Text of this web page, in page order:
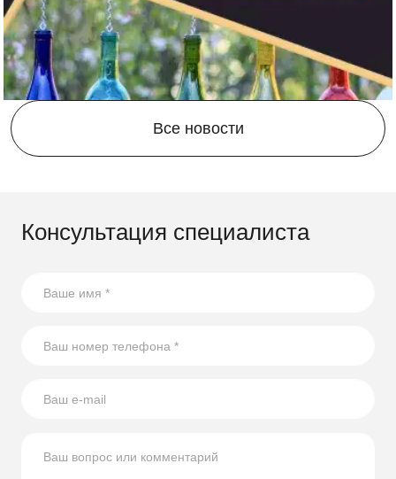
21.07.2026
бутылок
использованию стеклянных бутылок на участке.
Все новости
Консультация специалиста